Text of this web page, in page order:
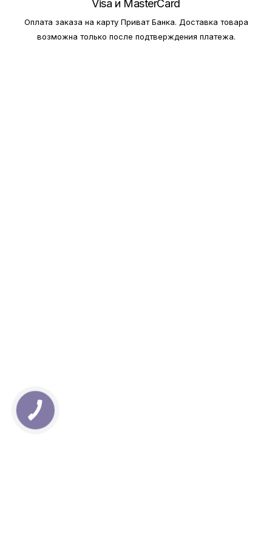
Visa и MasterCard
Оплата заказа на карту Приват Банка. Доставка товара
возможна только после подтверждения платежа.